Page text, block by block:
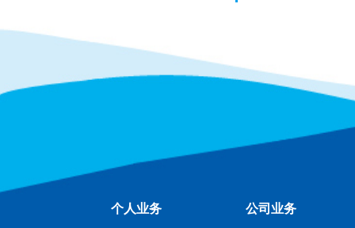
个人业务 公司业务